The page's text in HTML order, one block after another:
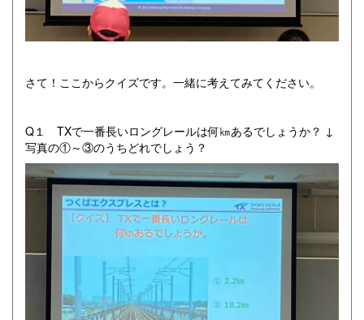
さて！ここからクイズです。一緒に考えてみてください。
Q１ TXで一番長いロングレールは何㎞あるでしょうか？ ↓
写真の①～③のうちどれでしょう？